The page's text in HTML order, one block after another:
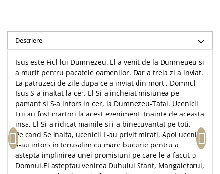
Atlase
Comentarii
Dictionare
Enciclopedii
Literatura
Biografii
Eseuri
Marturii
Romane
Meditatii
Pedagogie
Tablouri din lemn
Pungi cadou cu versete
Puzzle
Sacoșă
Semne de carte
Set cadou
Statuete
Sticle apa
Suport pentru pahar
Tablouri
Carti postale
Magneti
Descriere
Isus este Fiul lui Dumnezeu. El a venit de la Dumneueu si
a murit pentru pacatele oamenilor. Dar a treia zi a inviat.
La patruzeci de zile dupa ce a inviat din morti, Domnul
Isus S-a inaltat la cer. El Si-a incheiat misiunea pe
pamant si S-a intors in cer, la Dumnezeu-Tatal. Ucenicii
Lui au fost martori la acest eveniment. Inainte de aceasta
insa, El Si-a ridicat mainile si i-a binecuvantat pe toti.
Pe cand Se inalta, ucenicii L-au privit mirati. Apoi ucenicii
s-au intors in Ierusalim cu mare bucurie pentru a
astepta implinirea unei promisiuni pe care le-a facut-o
Domnul.Ei asteptau venirea Duhului Sfant, Mangaietorul,